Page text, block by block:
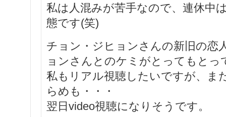
私は人混みが苦手なので、連休中
態です(笑)
チョン・ジヒョンさんの新旧の恋
ョンさんとのケミがとってもとっ
私もリアル視聴したいですが、ま
らめも・・・
翌日video視聴になりそうです。